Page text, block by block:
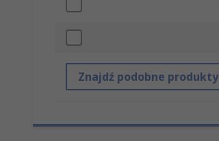
Znajdź podobne produkty